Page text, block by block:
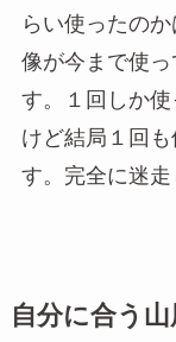
らい使ったの
像が今まで使
す。１回しか
けど結局１回
す。完全に迷走
自分に合う